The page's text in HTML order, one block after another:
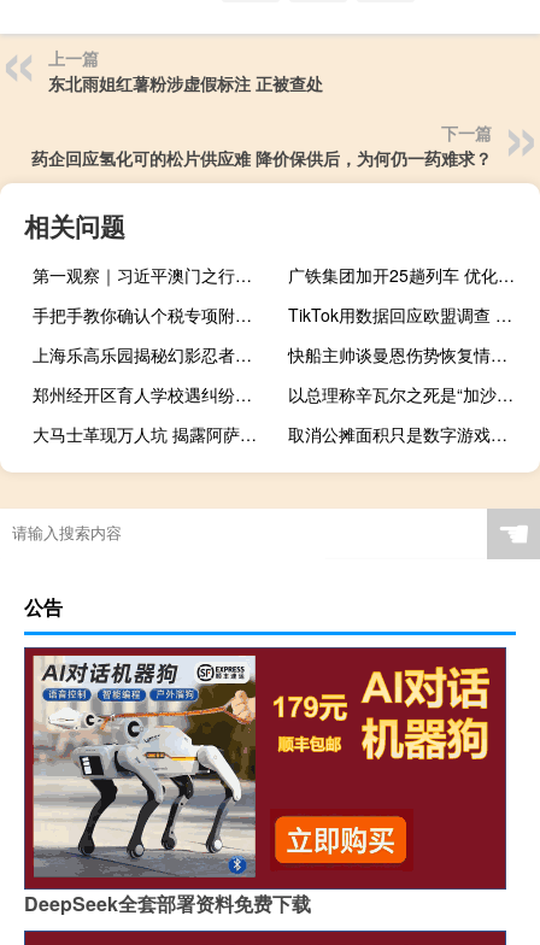
上一篇
东北雨姐红薯粉涉虚假标注 正被查处
下一篇
药企回应氢化可的松片供应难 降价保供后，为何仍一药难求？
相关问题
第一观察｜习近平澳门之行的“科技足迹”
广铁集团加开25趟列车 优化周末出行方案
手把手教你确认个税专项附加扣除 关键步骤详解
TikTok用数据回应欧盟调查 透明行动打击欺诈
上海乐高乐园揭秘幻影忍者区 三大骑乘项目引期待
快船主帅谈曼恩伤势恢复情况 球队迎来新生
郑州经开区育人学校遇纠纷？官方通报，家长反映迁址问题
以总理称辛瓦尔之死是“加沙战争走向结束的开端” 哈马斯放下武器可停战
大马士革现万人坑 揭露阿萨德政权罪行
取消公摊面积只是数字游戏吗 真相如何揭晓
☚
公告
DeepSeek全套部署资料免费下载